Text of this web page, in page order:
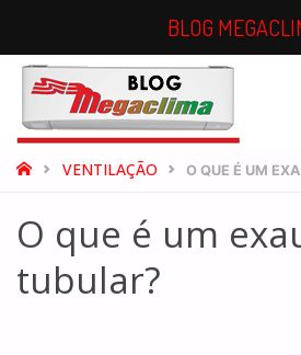
HOMEVENTILAÇÃO O QUE É UM
O que é um
tubular?
BLOG